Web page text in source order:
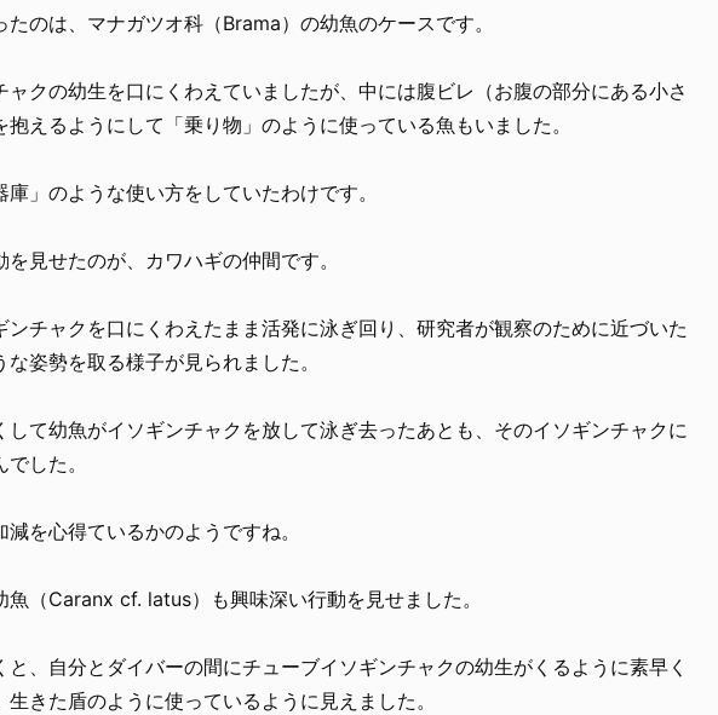
たのは、マナガツオ科（Brama）の幼魚のケースです。
ャクの幼生を口にくわえていましたが、中には腹ビレ（お腹の部分にある小さ
抱えるようにして「乗り物」のように使っている魚もいました。
庫」のような使い方をしていたわけです。
見せたのが、カワハギの仲間です。
ンチャクを口にくわえたまま活発に泳ぎ回り、研究者が観察のために近づいた
姿勢を取る様子が見られました。
して幼魚がイソギンチャクを放して泳ぎ去ったあとも、そのイソギンチャクに
した。
減を心得ているかのようですね。
魚（Caranx cf. latus）も興味深い行動を見せました。
と、自分とダイバーの間にチューブイソギンチャクの幼生がくるように素早く
きた盾のように使っているように見えました。